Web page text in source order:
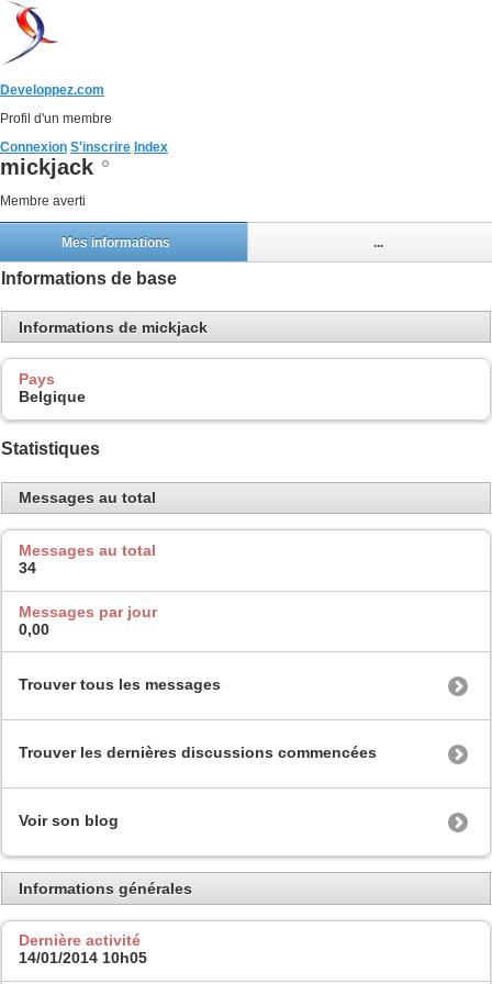
Developpez.com
Profil d'un membre
Connexion S'inscrire Index
mickjack
Membre averti
Mes informations ...
Informations de base
Informations de mickjack
Pays
Belgique
Statistiques
Messages au total
Messages au total
34
Messages par jour
0,00
Trouver tous les messages
Trouver les dernières discussions commencées
Voir son blog
Informations générales
Dernière activité
14/01/2014 10h05